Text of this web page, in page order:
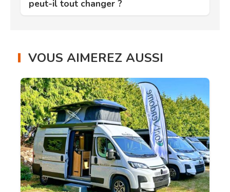
peut-il tout changer ?
VOUS AIMEREZ AUSSI